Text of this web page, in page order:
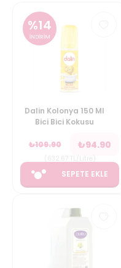
%14
İNDİRİM
Dalin Kolonya 150 Ml
Bici Bici Kokusu
₺109.90 ₺94.90
SEPETE EKLE